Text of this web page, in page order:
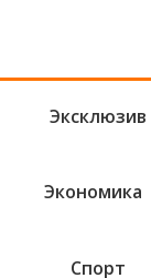
Эксклюзив
Экономика
Спорт